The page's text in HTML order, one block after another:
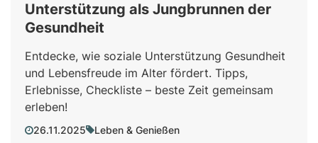
Unterstützung als Jungbrunnen der
Gesundheit
Entdecke, wie soziale Unterstützung Gesundheit
und Lebensfreude im Alter fördert. Tipps,
Erlebnisse, Checkliste – beste Zeit gemeinsam
erleben!
26.11.2025 Leben & Genießen